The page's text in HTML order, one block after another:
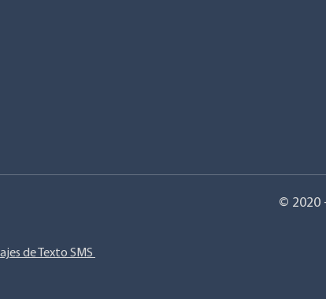
© 2020
de Texto SMS